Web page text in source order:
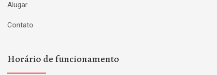
Alugar
Contato
Horário de funcionamento